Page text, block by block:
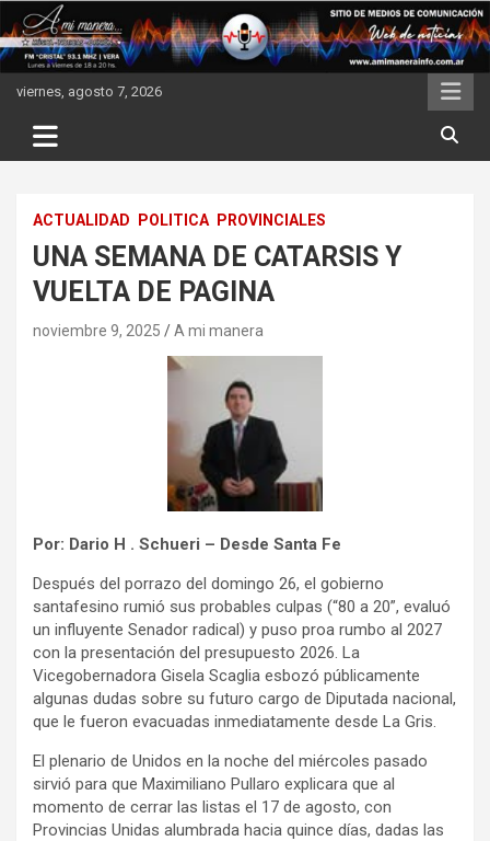
to
content
viernes, agosto 7, 2026
ACTUALIDAD POLITICA PROVINCIALES
UNA SEMANA DE CATARSIS Y
VUELTA DE PAGINA
noviembre 9, 2025 A mi manera
Por: Dario H . Schueri – Desde Santa Fe
Después del porrazo del domingo 26, el gobierno
santafesino rumió sus probables culpas (“80 a 20”, evaluó
un influyente Senador radical) y puso proa rumbo al 2027
con la presentación del presupuesto 2026. La
Vicegobernadora Gisela Scaglia esbozó públicamente
algunas dudas sobre su futuro cargo de Diputada nacional,
que le fueron evacuadas inmediatamente desde La Gris.
El plenario de Unidos en la noche del miércoles pasado
sirvió para que Maximiliano Pullaro explicara que al
momento de cerrar las listas el 17 de agosto, con
Provincias Unidas alumbrada hacia quince días, dadas las